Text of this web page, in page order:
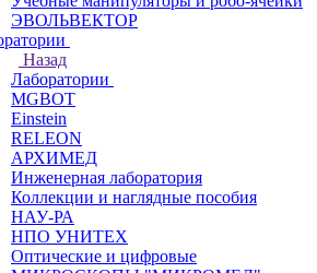
ЭВОЛЬВЕКТОР
Назад
Лаборатории
MGBOT
Einstein
RELEON
АРХИМЕД
Инженерная лаборатория
Коллекции и наглядные пособия
НАУ-РА
НПО УНИТЕХ
Оптические и цифровые